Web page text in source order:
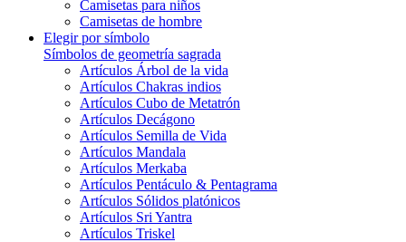
Camisetas para niños
Camisetas de hombre
Elegir por símbolo
Símbolos de geometría sagrada
Artículos Árbol de la vida
Artículos Chakras indios
Artículos Cubo de Metatrón
Artículos Decágono
Artículos Semilla de Vida
Artículos Mandala
Artículos Merkaba
Artículos Pentáculo & Pentagrama
Artículos Sólidos platónicos
Artículos Sri Yantra
Artículos Triskel